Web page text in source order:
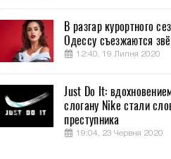
В разгар курортного
Одессу съезжаются
12:40, 19 Липня 2020
Just Do It:
слогану Nike стали
преступника
19:04, 23 Червня 2020